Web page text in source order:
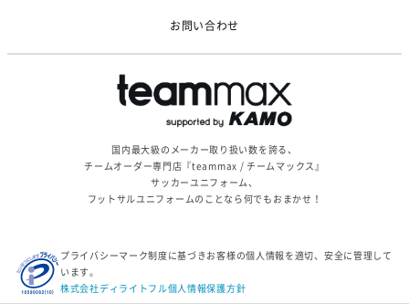
お問い合わせ
国内最大級のメーカー取り扱い数を誇る、
チームオーダー専門店『teammax / チームマックス』
サッカーユニフォーム、
フットサルユニフォームのことなら何でもおまかせ！
プライバシーマーク制度に基づきお客様の個人情報を適切、安全に管理して
います。
株式会社ディライトフル個人情報保護方針